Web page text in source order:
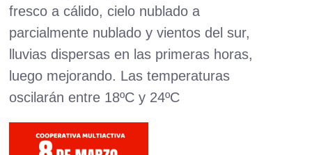
fresco a cálido, cielo nublado a
parcialmente nublado y vientos del sur,
lluvias dispersas en las primeras horas,
luego mejorando. Las temperaturas
oscilarán entre 18ºC y 24ºC